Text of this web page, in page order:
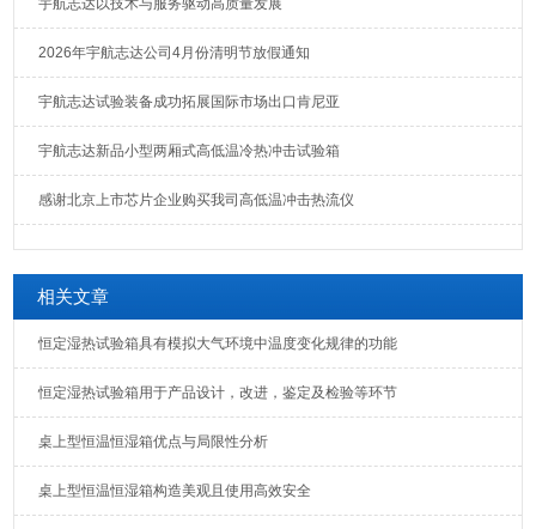
2026年宇航志达公司4月份清明节放假通知
宇航志达试验装备成功拓展国际市场出口肯尼亚
宇航志达新品小型两厢式高低温冷热冲击试验箱
感谢北京上市芯片企业购买我司高低温冲击热流仪
相关文章
恒定湿热试验箱具有模拟大气环境中温度变化规律的功能
恒定湿热试验箱用于产品设计，改进，鉴定及检验等环节
桌上型恒温恒湿箱优点与局限性分析
桌上型恒温恒湿箱构造美观且使用高效安全